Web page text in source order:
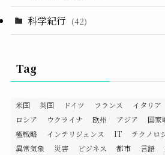
科学紀行 (42)
Tag
米国 英国 ドイツ フランス イタリア
ロシア
ウクライナ 欧州 アジア 国家
極戦略
インテリジェンス IT テクノロ
異常気象
災害 ビジネス 都市 言語